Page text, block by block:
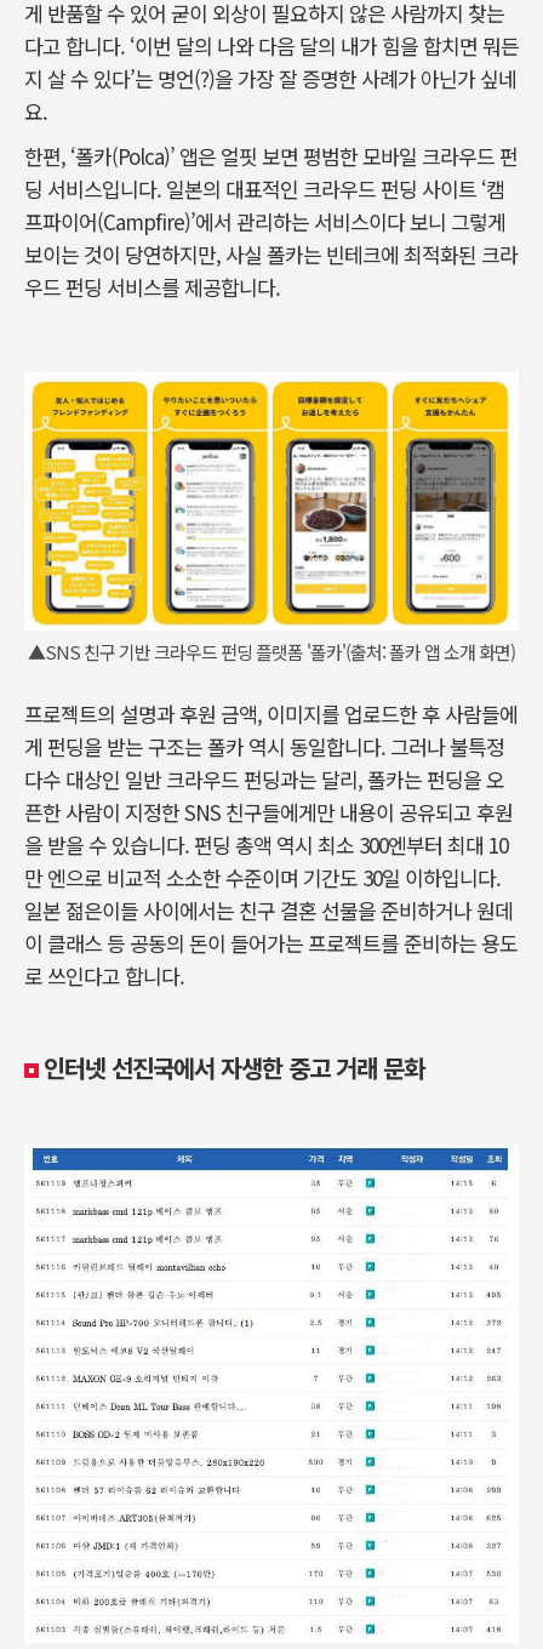
게 반품할 수 있어 굳이 외상이 필요하지 않은 사람까지 찾는
다고 합니다. ‘이번 달의 나와 다음 달의 내가 힘을 합치면 뭐든
지 살 수 있다’는 명언(?)을 가장 잘 증명한 사례가 아닌가 싶네
요.
한편, ‘폴카(Polca)’ 앱은 얼핏 보면 평범한 모바일 크라우드 펀
딩 서비스입니다. 일본의 대표적인 크라우드 펀딩 사이트 ‘캠
프파이어(Campfire)’에서 관리하는 서비스이다 보니 그렇게
보이는 것이 당연하지만, 사실 폴카는 빈테크에 최적화된 크라
우드 펀딩 서비스를 제공합니다.
▲SNS 친구 기반 크라우드 펀딩 플랫폼 '폴카'(출처: 폴카 앱 소개 화면)
프로젝트의 설명과 후원 금액, 이미지를 업로드한 후 사람들에
게 펀딩을 받는 구조는 폴카 역시 동일합니다. 그러나 불특정
다수 대상인 일반 크라우드 펀딩과는 달리, 폴카는 펀딩을 오
픈한 사람이 지정한 SNS 친구들에게만 내용이 공유되고 후원
을 받을 수 있습니다. 펀딩 총액 역시 최소 300엔부터 최대 10
만 엔으로 비교적 소소한 수준이며 기간도 30일 이하입니다.
일본 젊은이들 사이에서는 친구 결혼 선물을 준비하거나 원데
이 클래스 등 공동의 돈이 들어가는 프로젝트를 준비하는 용도
로 쓰인다고 합니다.
인터넷 선진국에서 자생한 중고 거래 문화